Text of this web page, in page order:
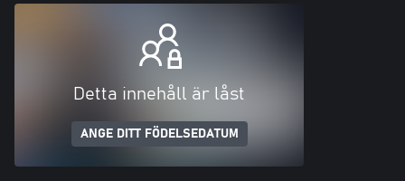
Detta innehåll är låst
ANGE DITT FÖDELSEDATUM